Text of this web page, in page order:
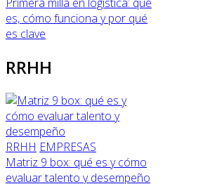
es, cómo funciona y por qué
es clave
RRHH
RRHH EMPRESAS
Matriz 9 box: qué es y cómo
evaluar talento y desempeño